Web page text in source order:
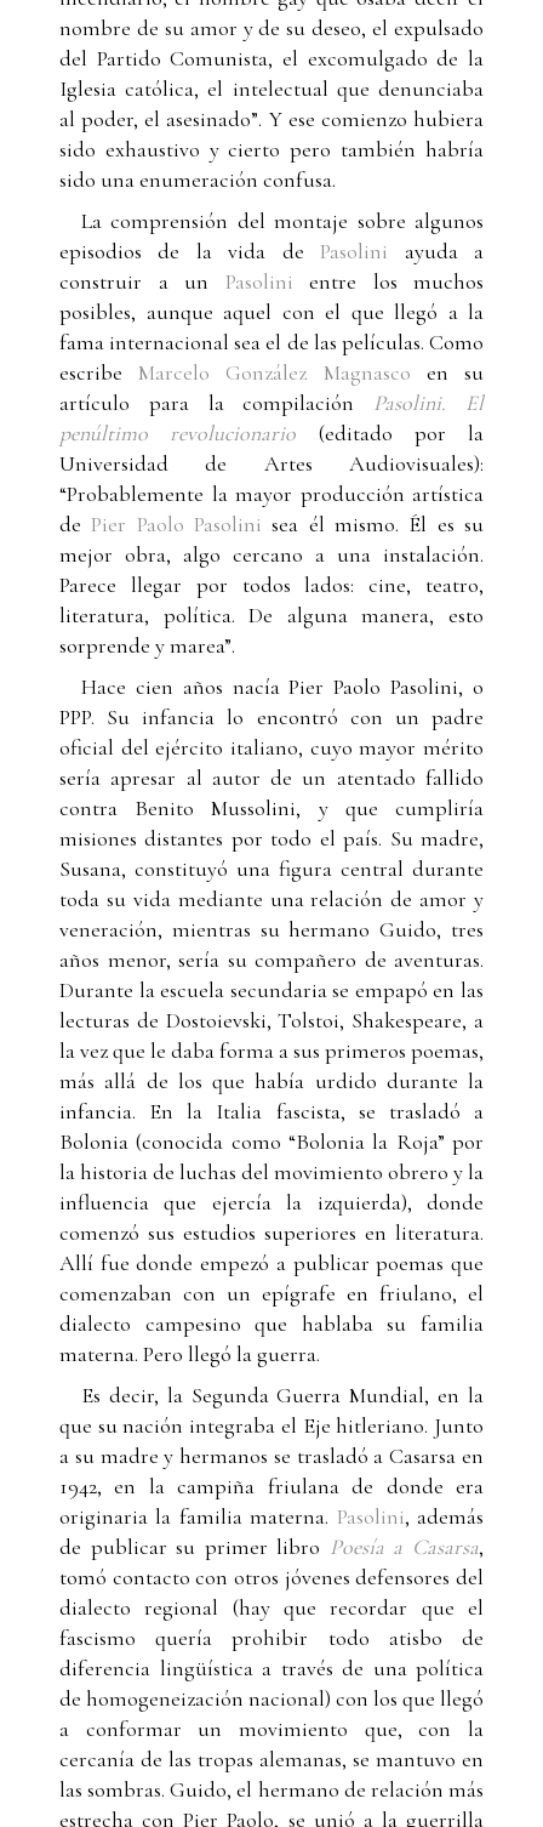
nombre de su amor y de su deseo, el expulsado
del Partido Comunista, el excomulgado de la
Iglesia católica, el intelectual que denunciaba
al poder, el asesinado”. Y ese comienzo hubiera
sido exhaustivo y cierto pero también habría
sido una enumeración confusa.
La comprensión del montaje sobre algunos
episodios de la vida dePasolini ayuda a
construir a un Pasolini entre los muchos
posibles, aunque aquel con el que llegó a la
fama internacional sea el de las películas. Como
escribe Marcelo González Magnasco en su
artículo para la compilación Pasolini. El
penúltimo revolucionario (editado por la
Universidad de Artes Audiovisuales):
“Probablemente la mayor producción artística
dePier Paolo Pasolini sea él mismo. Él es su
mejor obra, algo cercano a una instalación.
Parece llegar por todos lados: cine, teatro,
literatura, política. De alguna manera, esto
sorprende y marea”.
Hace cien años nacía Pier Paolo Pasolini, o
PPP. Su infancia lo encontró con un padre
oficial del ejército italiano, cuyo mayor mérito
sería apresar al autor de un atentado fallido
contra Benito Mussolini, y que cumpliría
misiones distantes por todo el país. Su madre,
Susana, constituyó una figura central durante
toda su vida mediante una relación de amor y
veneración, mientras su hermano Guido, tres
años menor, sería su compañero de aventuras.
Durante la escuela secundaria se empapó en las
lecturas de Dostoievski, Tolstoi, Shakespeare, a
la vez que le daba forma a sus primeros poemas,
más allá de los que había urdido durante la
infancia. En la Italia fascista, se trasladó a
Bolonia (conocida como “Bolonia la Roja” por
la historia de luchas del movimiento obrero y la
influencia que ejercía la izquierda), donde
comenzó sus estudios superiores en literatura.
Allí fue donde empezó a publicar poemas que
comenzaban con un epígrafe en friulano, el
dialecto campesino que hablaba su familia
materna. Pero llegó la guerra.
Es decir, la Segunda Guerra Mundial, en la
que su nación integraba el Eje hitleriano. Junto
a su madre y hermanos se trasladó a Casarsa en
1942, en la campiña friulana de donde era
originaria la familia materna. Pasolini, además
de publicar su primer libro Poesía a Casarsa,
tomó contacto con otros jóvenes defensores del
dialecto regional (hay que recordar que el
fascismo quería prohibir todo atisbo de
diferencia lingüística a través de una política
de homogeneización nacional) con los que llegó
a conformar un movimiento que, con la
cercanía de las tropas alemanas, se mantuvo en
las sombras. Guido, el hermano de relación más
estrecha con Pier Paolo, se unió a la guerrilla